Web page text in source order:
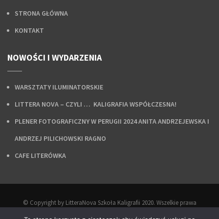
STRONA GŁÓWNA
KONTAKT
NOWOŚCI I WYDARZENIA
WARSZTATY ILUMINATORSKIE
LITTERA NOVA – CZYLI … KALIGRAFIA WSPÓŁCZESNA!
PLENER FOTOGRAFICZNY W PERUGII 2024 ANITA ANDRZEJEWSKA I
ANDRZEJ PILICHOWSKI RAGNO
CAFE LITERÓWKA
© Copyright by LitteraNova Szkoła Kaligrafii 2020. Wszelkie prawa